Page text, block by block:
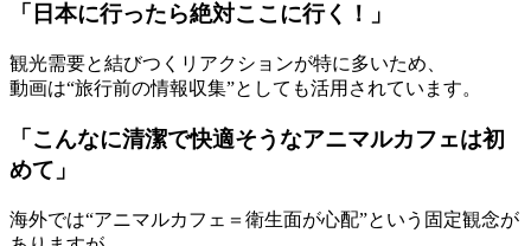
「日本に行ったら絶対ここに行く！」
観光需要と結びつくリアクションが特に多いため、
動画は“旅行前の情報収集”としても活用されています。
「こんなに清潔で快適そうなアニマルカフェは初
めて」
海外では“アニマルカフェ＝衛生面が心配”という固定観念が